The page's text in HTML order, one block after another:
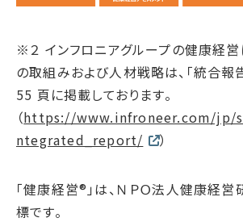
※２ インフロニアグループの健康経
の取組みおよび人材戦略は、「統合報
55 頁に掲載しております。
（https://www.infroneer.com/
ntegrated_report/
）
「健康経営®」は、ＮＰＯ法人健康経
標です。